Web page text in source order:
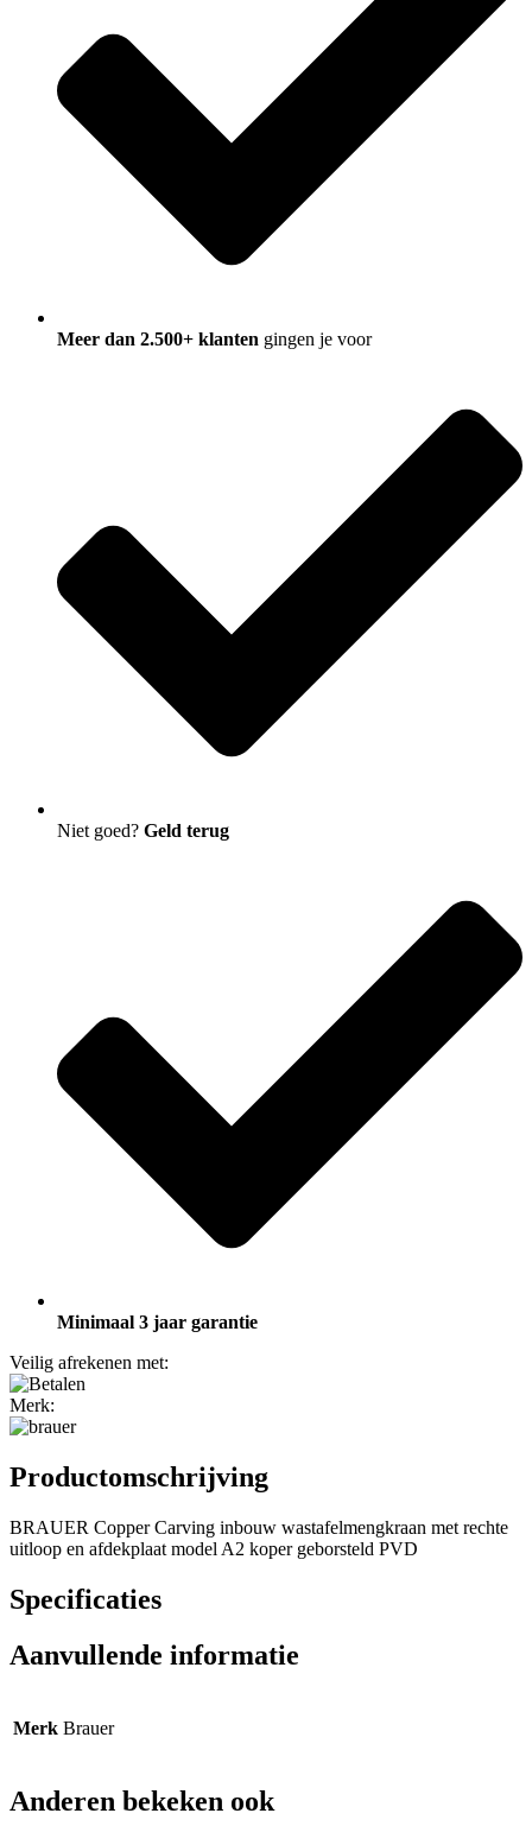
Meer dan 2.500+ klanten gingen je voor
Niet goed? Geld terug
Minimaal 3 jaar garantie
Veilig afrekenen met:
Merk:
Productomschrijving
BRAUER Copper Carving inbouw wastafelmengkraan met rechte
uitloop en afdekplaat model A2 koper geborsteld PVD
Specificaties
Aanvullende informatie
Merk Brauer
Anderen bekeken ook